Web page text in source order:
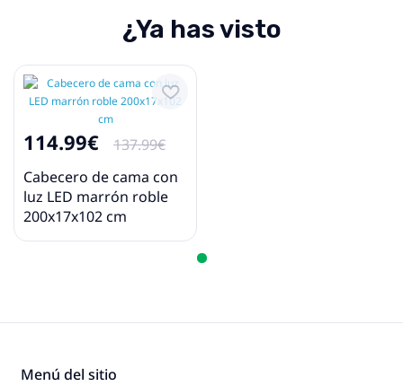
¿Ya has visto
114.99€
137.99€
Cabecero de cama con
luz LED marrón roble
200x17x102 cm
Menú del sitio